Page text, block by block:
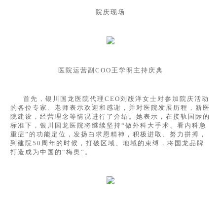
院庆现场
医院运营副COO王学明主持庆典
首先，银川国龙医院代理CEO刘馥洋女士对参加院庆活动
的各位专家、老师表示欢迎和感谢，并对医院发展历程，新医
院建设，经营理念等情况进行了介绍。她表示，在接轨国际的
标准下，银川国龙医院将继续坚持“做外科大手术、看内科急
重症”的功能定位，发扬白求恩精神，积极进取、努力拼搏，
到建院50周年的时候，打破区域、地域的束缚，将国龙品牌
打造成为中国的“梅奥”。